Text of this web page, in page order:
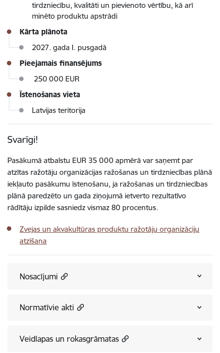
tirdzniecību, kvalitāti un pievienoto vērtību, kā arī
minēto produktu apstrādi
Kārta plānota
2027. gada I. pusgadā
Pieejamais finansējums
250 000 EUR
Īstenošanas vieta
Latvijas teritorija
Svarīgi!
Pasākumā atbalstu EUR 35 000 apmērā var saņemt par
atzītas ražotāju organizācijas ražošanas un tirdzniecības plānā
iekļauto pasākumu īstenošanu, ja ražošanas un tirdzniecības
plānā paredzēto un gada ziņojumā ietverto rezultatīvo
rādītāju izpilde sasniedz vismaz 80 procentus.
Zvejas un akvakultūras produktu ražotāju organizāciju
atzīšana
Nosacījumi
Normatīvie akti
Veidlapas un rokasgrāmatas